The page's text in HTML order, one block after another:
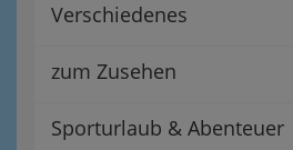
Verschiedenes
zum Zusehen
Sporturlaub & Abenteuer